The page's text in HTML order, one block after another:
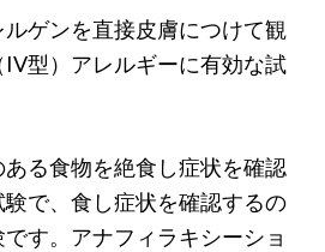
ゲンを直接皮膚につけて観
型）アレルギーに有効な試
る食物を絶食し症状を確認
で、食し症状を確認するの
す。アナフィラキシーショ